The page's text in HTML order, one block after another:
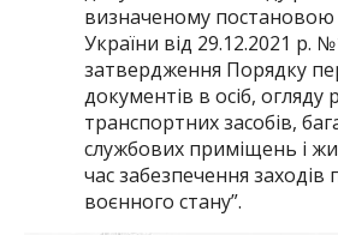
визначеному постановою
України від 29.12.2021 р.
затвердження Порядку
документів в осіб, огляду
транспортних засобів,
службових приміщень і
час забезпечення
воєнного стану”.